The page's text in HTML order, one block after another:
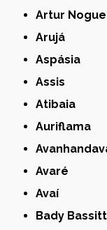
Artur
Arujá
Aspásia
Assis
Atibaia
Auriflama
Avaré
Avaí
Bady Bassitt